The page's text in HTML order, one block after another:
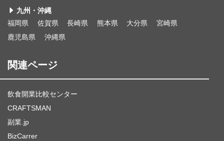
九州・沖縄
福岡県
佐賀県 長崎県 熊本県 大分県
宮崎県
鹿児島県
沖縄県
関連ページ
飲食開業比較センター
CRAFTSMAN
副業.jp
BizCarrer